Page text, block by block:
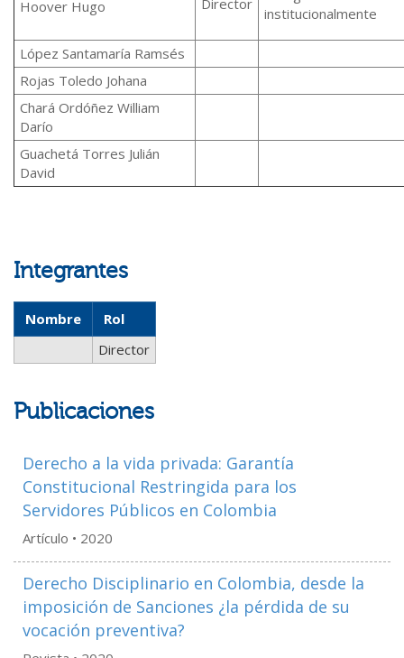
Hoover Hugo
Director
institucionalmente
López Santamaría Ramsés
Rojas Toledo Johana
Chará Ordóñez William
Darío
Guachetá Torres Julián
David
Integrantes
Nombre
Rol
Director
Publicaciones
Derecho a la vida privada: Garantía
Constitucional Restringida para los
Servidores Públicos en Colombia
Artículo • 2020
Derecho Disciplinario en Colombia, desde la
imposición de Sanciones ¿la pérdida de su
vocación preventiva?